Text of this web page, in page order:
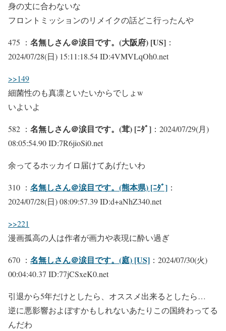
身の丈に合わないな
フロントミッションのリメイクの話どこ行ったんや
475 ： 名無しさん＠涙目です。(大阪府) [US] ：
2024/07/28(日) 15:11:18.54 ID:4VMVLqOh0.net
>>149
細菌性のも真凛といたいからでしょw
いよいよ
582 ： 名無しさん＠涙目です。(茸) [ﾆﾀﾞ] ：2024/07/29(月)
08:05:54.90 ID:7R6jioSi0.net
余ってるホッカイロ届けてあげたいわ
310 ： 名無しさん＠涙目です。(熊本県) [ﾆﾀﾞ] ：
2024/07/28(日) 08:09:57.39 ID:d+aNhZ340.net
>>221
漫画孤高の人は作者が画力や表現に酔い過ぎ
670 ： 名無しさん＠涙目です。(庭) [US] ：2024/07/30(火)
00:04:40.37 ID:77jCSxeK0.net
引退から5年だけとしたら、オススメ出来るとしたら…
逆に悪影響およぼすかもしれないあたりこの国終わってる
んだわ